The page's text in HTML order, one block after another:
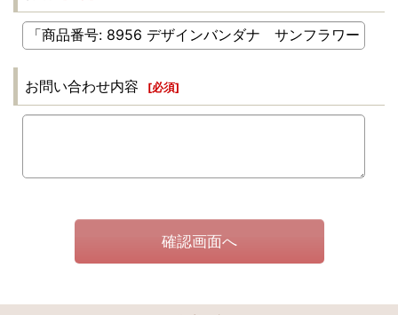
お問い合わせ内容 [必須]
確認画面へ